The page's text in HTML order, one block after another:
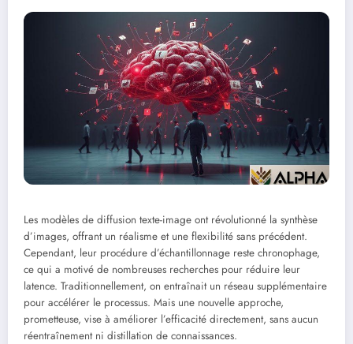
Les modèles de diffusion texte-image ont révolutionné la synthèse
d’images, offrant un réalisme et une flexibilité sans précédent.
Cependant, leur procédure d’échantillonnage reste chronophage,
ce qui a motivé de nombreuses recherches pour réduire leur
latence. Traditionnellement, on entraînait un réseau supplémentaire
pour accélérer le processus. Mais une nouvelle approche,
prometteuse, vise à améliorer l’efficacité directement, sans aucun
réentraînement ni distillation de connaissances.